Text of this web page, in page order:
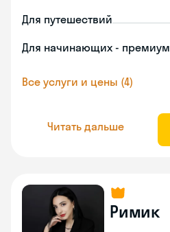
Для путешествий
Для начинающих - премиум
Все услуги и цены (4)
Читать дальше
Римик